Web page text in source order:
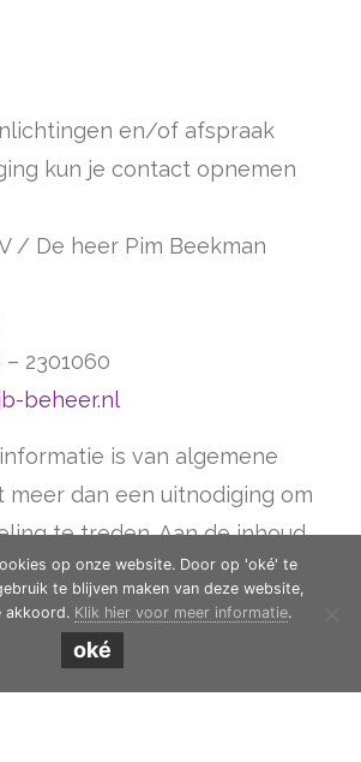
en/of afspraak
kun je contact opnemen
/ De heer Pim Beekman
2301060
beheer.nl
is van algemene
meer dan een uitnodiging om
te treden. Aan de inhoud
kunnen geen rechten
het pand
op onze website. Door op 'oké' te
te blijven maken van deze website,
akkoord. Klik hier voor meer informatie.
oké